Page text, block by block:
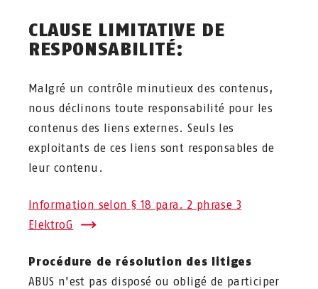
CLAUSE LIMITATIVE DE
RESPONSABILITÉ:
Malgré un contrôle minutieux des contenus,
nous déclinons toute responsabilité pour les
contenus des liens externes. Seuls les
exploitants de ces liens sont responsables de
leur contenu.
Information selon § 18 para. 2 phrase 3
ElektroG
Procédure de résolution des litiges
ABUS n'est pas disposé ou obligé de participer